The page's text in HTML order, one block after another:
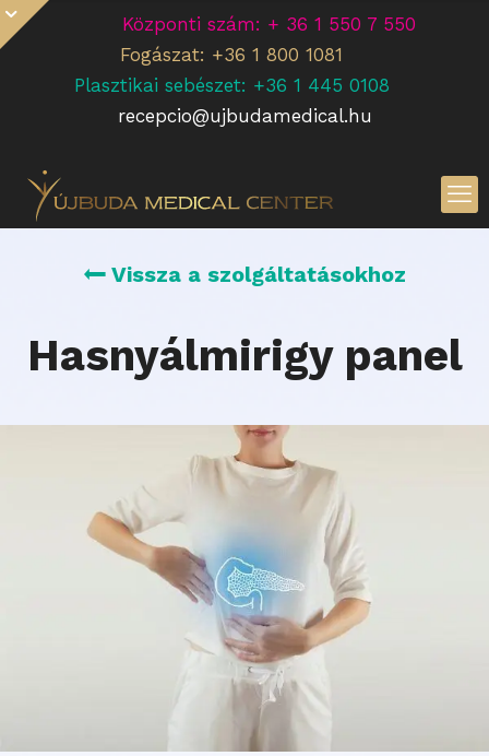
Központi szám: + 36 1 550 7 550
Fogászat: +36 1 800 1081
Plasztikai sebészet: +36 1 445 0108
recepcio@ujbudamedical.hu
Vissza a szolgáltatásokhoz
Hasnyálmirigy panel